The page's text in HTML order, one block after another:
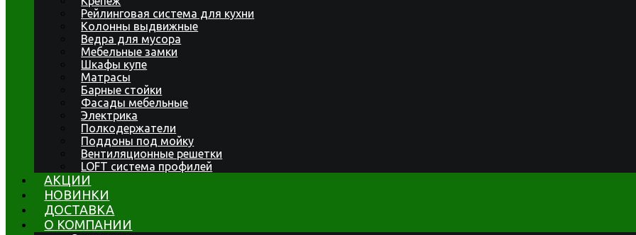
Рейлинговая система для кухни
Колонны выдвижные
Ведра для мусора
Мебельные замки
Шкафы купе
Матрасы
Барные стойки
Фасады мебельные
Электрика
Полкодержатели
Поддоны под мойку
Вентиляционные решетки
LOFT система профилей
АКЦИИ
НОВИНКИ
ДОСТАВКА
О КОМПАНИИ